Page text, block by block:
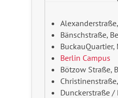
Bänschstraße,
Berlin Campus
Bötzow Straße,
Dunckerstraße /